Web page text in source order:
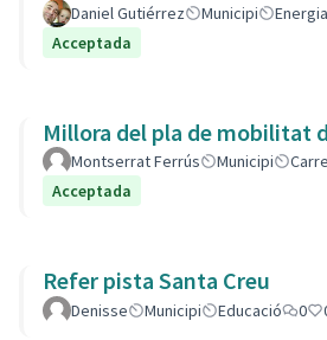
Daniel Gutiérrez Municipi
Acceptada
Millora del pla de mobilitat
Montserrat Ferrús Municipi
Acceptada
Refer pista Santa Creu
Denisse Municipi Educació 0